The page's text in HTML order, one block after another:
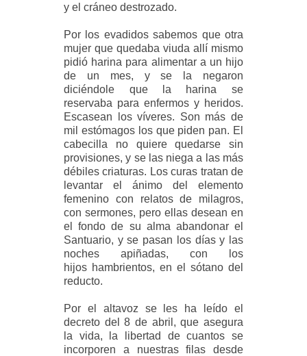
y el cráneodestrozado.
Por los evadidos sabemos que otra
mujer que quedaba viuda allí mismo
pidió harina para alimentar a un hijo
de un mes, y se la negaron
diciéndole que la harina se
reservaba para enfermos y heridos.
Escasean los víveres. Son más de
mil estómagos los que piden pan. El
cabecilla no quiere quedarse sin
provisiones, y se las niega a las más
débiles criaturas. Los curas tratan de
levantar el ánimo del elemento
femenino con relatos de milagros,
con sermones, pero ellas desean en
el fondo de su alma abandonar el
Santuario, y se pasan los días y las
noches apiñadas, con los
hijos hambrientos, en el sótano del
reducto.
Por el altavoz se les ha leído el
decreto del 8 de abril, que asegura
la vida, la libertad de cuantos se
incorporen a nuestras filas desde